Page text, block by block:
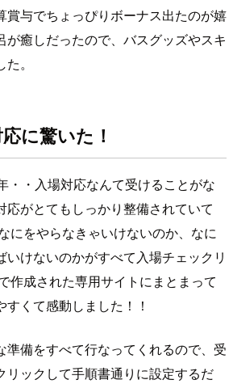
賞与でちょっぴりボーナス出たのが嬉
が癒しだったので、バスグッズやスキ
。
に驚いた！
・・入場対応なんて受けることがな
応がとてもしっかり整備されていて
にをやらなきゃいけないのか、なに
いけないのかがすべて入場チェックリ
作成された専用サイトにまとまって
くて感動しました！！
準備をすべて行なってくれるので、受
リックして手順書通りに設定するだ